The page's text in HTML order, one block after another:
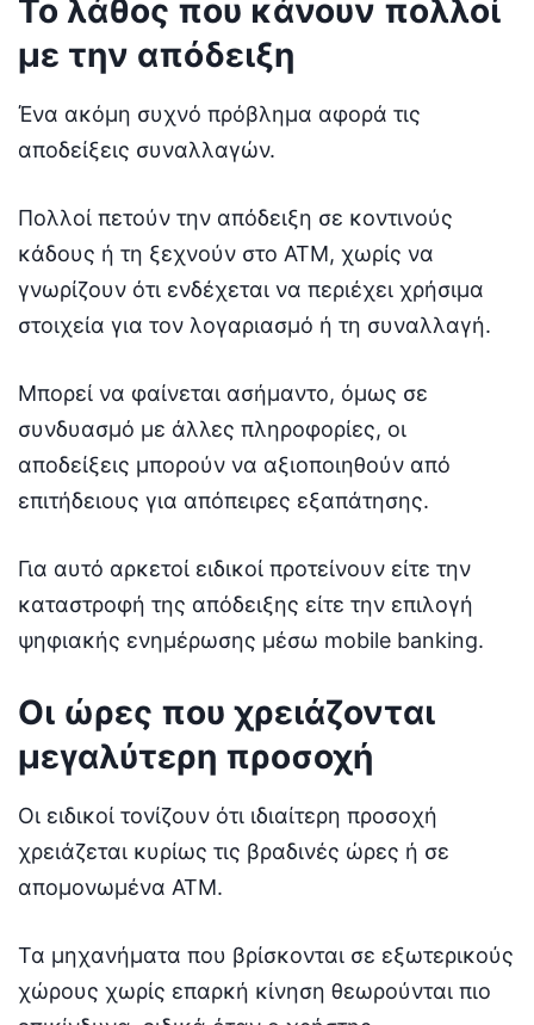
Το λάθος που κάνουν πολλοί
με την απόδειξη
Ένα ακόμη συχνό πρόβλημα αφορά τις
αποδείξεις συναλλαγών.
Πολλοί πετούν την απόδειξη σε κοντινούς
κάδους ή τη ξεχνούν στο ATM, χωρίς να
γνωρίζουν ότι ενδέχεται να περιέχει χρήσιμα
στοιχεία για τον λογαριασμό ή τη συναλλαγή.
Μπορεί να φαίνεται ασήμαντο, όμως σε
συνδυασμό με άλλες πληροφορίες, οι
αποδείξεις μπορούν να αξιοποιηθούν από
επιτήδειους για απόπειρες εξαπάτησης.
Για αυτό αρκετοί ειδικοί προτείνουν είτε την
καταστροφή της απόδειξης είτε την επιλογή
ψηφιακής ενημέρωσης μέσω mobile banking.
Οι ώρες που χρειάζονται
μεγαλύτερη προσοχή
Οι ειδικοί τονίζουν ότι ιδιαίτερη προσοχή
χρειάζεται κυρίως τις βραδινές ώρες ή σε
απομονωμένα ATM.
Τα μηχανήματα που βρίσκονται σε εξωτερικούς
χώρους χωρίς επαρκή κίνηση θεωρούνται πιο